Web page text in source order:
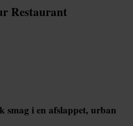
Restaurant
smag i en afslappet, urban